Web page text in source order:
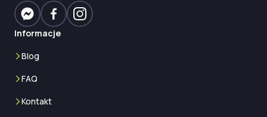
Informacje
Blog
FAQ
Kontakt